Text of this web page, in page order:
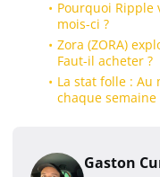
Pourquoi Ripple
mois-ci ?
Zora (ZORA)
Faut-il acheter ?
La stat folle : Au
chaque semaine
Gaston